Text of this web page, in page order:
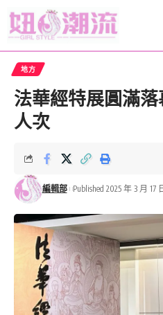
地方
法華經特展圓滿
人次
編輯部 Published 2025 年 3 月 17